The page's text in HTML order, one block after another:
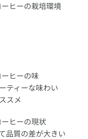
ヒーの栽培環境
ヒーの味
ティーな味わい
スメ
ヒーの現状
品質の差が大きい